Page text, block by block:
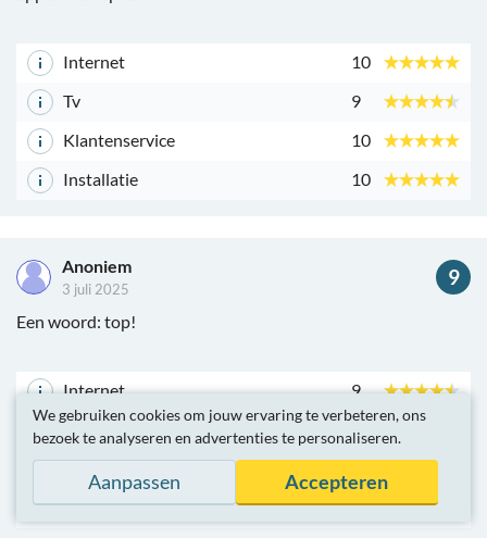
Internet
10
Tv
9
Klantenservice
10
Installatie
10
9
Anoniem
3 juli 2025
Een woord: top!
Internet
9
Tv
9
Klantenservice
Installatie
9
We gebruiken cookies om jouw ervaring te verbeteren, ons
bezoek te analyseren en advertenties te personaliseren.
Aanpassen Accepteren